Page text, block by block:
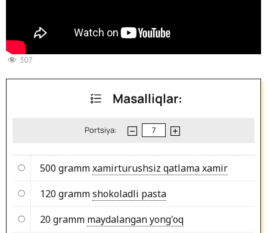
307
Masalliqlar:
Portsiya:
500 grammxamirturushsiz qatlama xamir
120 grammshokoladli pasta
20 gramm maydalangan yong'oq